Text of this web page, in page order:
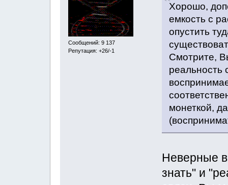
Сообщений: 9 137
Репутация: +26/-1
Хорошо,
емкость с
опустить
Смотрите,
реальность
монеткой,
Неверные
знать" и